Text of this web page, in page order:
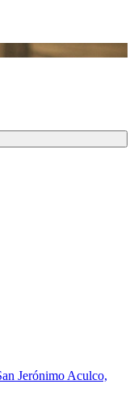
Jerónimo Aculco,